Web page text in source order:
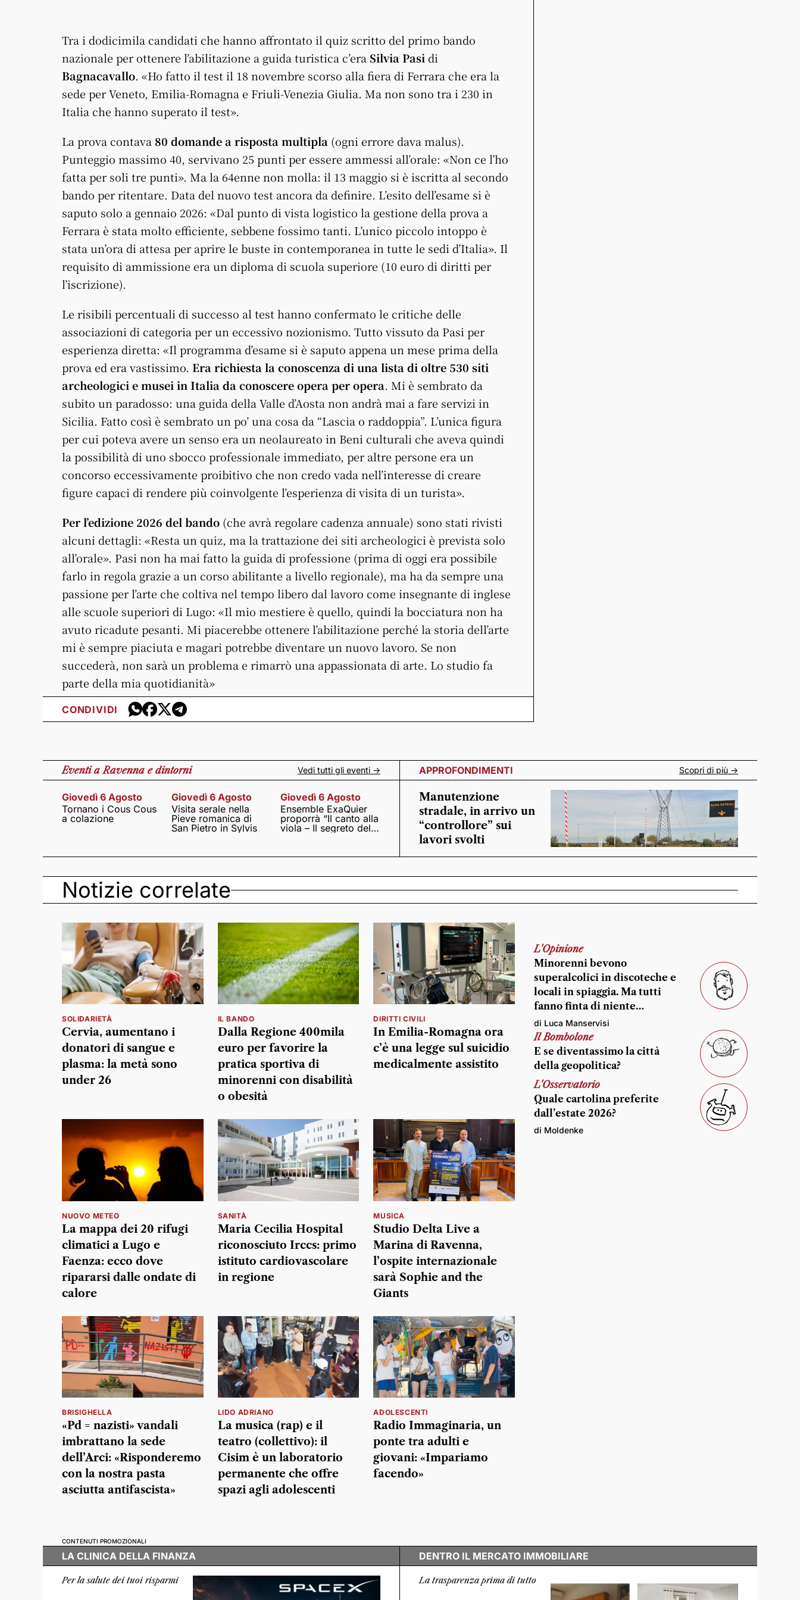
Tra i dodicimila candidati che hanno affrontato il quiz scritto del primo bando
nazionale per ottenere l’abilitazione a guida turistica c’era Silvia Pasi di
Bagnacavallo. «Ho fatto il test il 18 novembre scorso alla fiera di Ferrara che era la
sede per Veneto, Emilia-Romagna e Friuli-Venezia Giulia. Ma non sono tra i 230 in
Italia che hanno superato il test».
La prova contava 80 domande a risposta multipla (ogni errore dava malus).
Punteggio massimo 40, servivano 25 punti per essere ammessi all’orale: «Non ce l’ho
fatta per soli tre punti». Ma la 64enne non molla: il 13 maggio si è iscritta al secondo
bando per ritentare. Data del nuovo test ancora da definire. L’esito dell’esame si è
saputo solo a gennaio 2026: «Dal punto di vista logistico la gestione della prova a
Ferrara è stata molto efficiente, sebbene fossimo tanti. L’unico piccolo intoppo è
stata un’ora di attesa per aprire le buste in contemporanea in tutte le sedi d’Italia». Il
requisito di ammissione era un diploma di scuola superiore (10 euro di diritti per
l’iscrizione).
Le risibili percentuali di successo al test hanno confermato le critiche delle
associazioni di categoria per un eccessivo nozionismo. Tutto vissuto da Pasi per
esperienza diretta: «Il programma d’esame si è saputo appena un mese prima della
prova ed era vastissimo. Era richiesta la conoscenza di una lista di oltre 530 siti
archeologici e musei in Italia da conoscere opera per opera. Mi è sembrato da
subito un paradosso: una guida della Valle d’Aosta non andrà mai a fare servizi in
Sicilia. Fatto così è sembrato un po’ una cosa da “Lascia o raddoppia”. L’unica figura
per cui poteva avere un senso era un neolaureato in Beni culturali che aveva quindi
la possibilità di uno sbocco professionale immediato, per altre persone era un
concorso eccessivamente proibitivo che non credo vada nell’interesse di creare
figure capaci di rendere più coinvolgente l’esperienza di visita di un turista».
Per l’edizione 2026 del bando (che avrà regolare cadenza annuale) sono stati rivisti
alcuni dettagli: «Resta un quiz, ma la trattazione dei siti archeologici è prevista solo
all’orale». Pasi non ha mai fatto la guida di professione (prima di oggi era possibile
farlo in regola grazie a un corso abilitante a livello regionale), ma ha da sempre una
passione per l’arte che coltiva nel tempo libero dal lavoro come insegnante di inglese
alle scuole superiori di Lugo: «Il mio mestiere è quello, quindi la bocciatura non ha
avuto ricadute pesanti. Mi piacerebbe ottenere l’abilitazione perché la storia dell’arte
mi è sempre piaciuta e magari potrebbe diventare un nuovo lavoro. Se non
succederà, non sarà un problema e rimarrò una appassionata di arte. Lo studio fa
parte della mia quotidianità»
CONDIVIDI
Eventia Ravenna e dintorni Vedi tutti gli eventi ->
Giovedì 6 Agosto
Tornano i Cous Cous
a colazione
Giovedì 6 Agosto
Visita serale nella
Pieve romanica di
San Pietro in Sylvis
Giovedì 6 Agosto
Ensemble ExaQuier
proporrà “Il canto alla
viola – Il segreto del
APPROFONDIMENTI Scopri di più ->
Manutenzione
stradale, in arrivo un
“controllore” sui
lavori svolti
Notizie correlate
SOLIDARIETÀ
Cervia, aumentano i
donatori di sangue e
plasma: la metà sono
under 26
IL BANDO
Dalla Regione 400mila
euro per favorire la
pratica sportiva di
minorenni con disabilità
o obesità
DIRITTI CIVILI
In Emilia-Romagna ora
c’è una legge sul suicidio
medicalmente assistito
NUOVO METEO
La mappa dei 20 rifugi
climatici a Lugo e
Faenza: ecco dove
ripararsi dalle ondate di
calore
SANITÀ
Maria Cecilia Hospital
riconosciuto Irccs: primo
istituto cardiovascolare
in regione
MUSICA
Studio Delta Live a
Marina di Ravenna,
l’ospite internazionale
sarà Sophie and the
Giants
BRISIGHELLA
«Pd = nazisti» vandali
imbrattano la sede
dell’Arci: «Risponderemo
con la nostra pasta
asciutta antifascista»
LIDO ADRIANO
La musica (rap) e il
teatro (collettivo): il
Cisim è un laboratorio
permanente che offre
spazi agli adolescenti
ADOLESCENTI
Radio Immaginaria, un
ponte tra adulti e
giovani: «Impariamo
facendo»
L'Opinione
Minorenni bevono
superalcolici in discoteche e
locali in spiaggia. Ma tutti
fanno finta di niente…
di Luca Manservisi
Il Bombolone
E se diventassimo la città
della geopolitica?
L'Osservatorio
Quale cartolina preferite
dall’estate 2026?
di Moldenke
CONTENUTI PROMOZIONALI
LA CLINICA DELLA FINANZA
Per la salute dei tuoi risparmi
DENTRO IL MERCATO IMMOBILIARE
La trasparenza prima di tutto